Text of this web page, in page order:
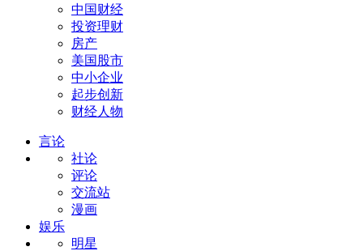
中国财经
投资理财
房产
美国股市
中小企业
起步创新
财经人物
言论
社论
评论
交流站
漫画
娱乐
明星